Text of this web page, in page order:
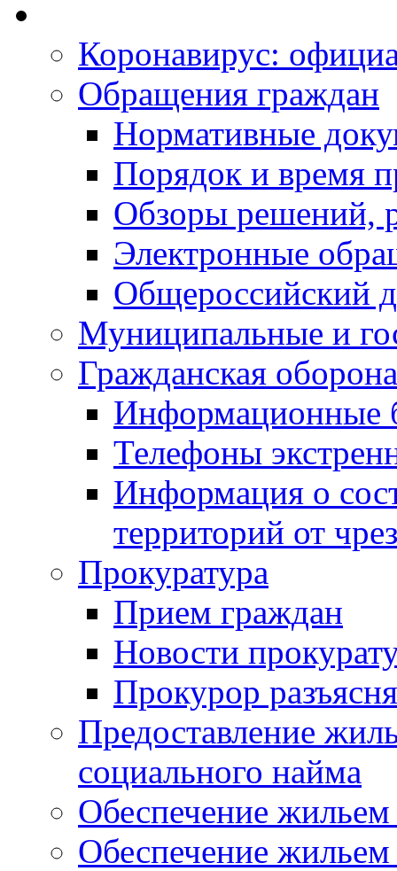
Коронавирус:
Обращения граждан
Нормативные
Порядок и время
Обзоры решений,
Электронные
Общероссийский
Муниципальные и
Гражданская
Информационные
Телефоны
Информация о
территорий от
Прокуратура
Прием граждан
Новости
Прокурор
Предоставление
социального найма
Обеспечение
Обеспечение